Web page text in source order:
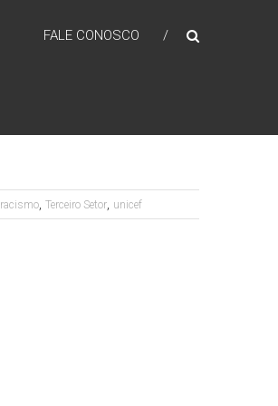
FALE CONOSCO
racismo, Terceiro Setor, unicef